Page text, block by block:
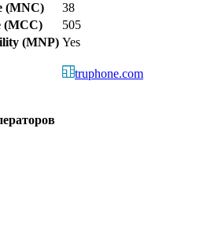
(MNC)
38
(MCC)
505
(MNP) Yes
truphone.com